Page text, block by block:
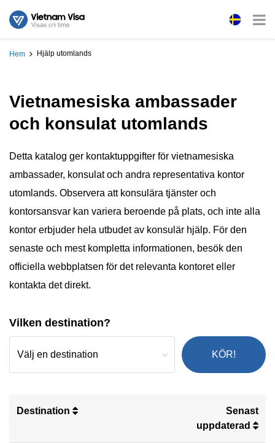
Hem Hjälp utomlands
Vietnamesiska ambassader
och konsulat utomlands
Detta katalog ger kontaktuppgifter för vietnamesiska
ambassader, konsulat och andra representativa kontor
utomlands. Observera att konsulära tjänster och
kontorsansvar kan variera beroende på plats, och inte alla
kontor erbjuder hela utbudet av konsulär hjälp. För den
senaste och mest kompletta informationen, besök den
officiella webbplatsen för det relevanta kontoret eller
kontakta det direkt.
Vilken destination?
KÖR!
Destination
Senast
uppdaterad